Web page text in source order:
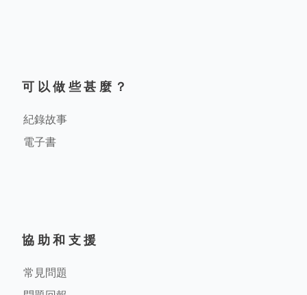
可以做些甚麼？
紀錄故事
電子書
協助和支援
常見問題